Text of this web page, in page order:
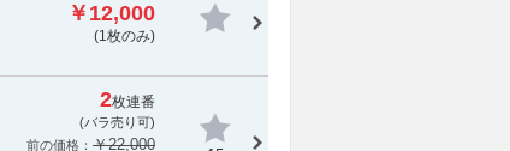
￥12,000
(1枚のみ)
2枚連番
(バラ売り可)
前の価格： ￥22,000